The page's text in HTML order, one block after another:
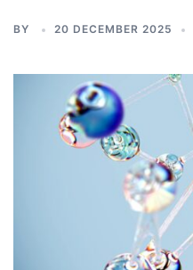
BY 20 DECEMBER 2025